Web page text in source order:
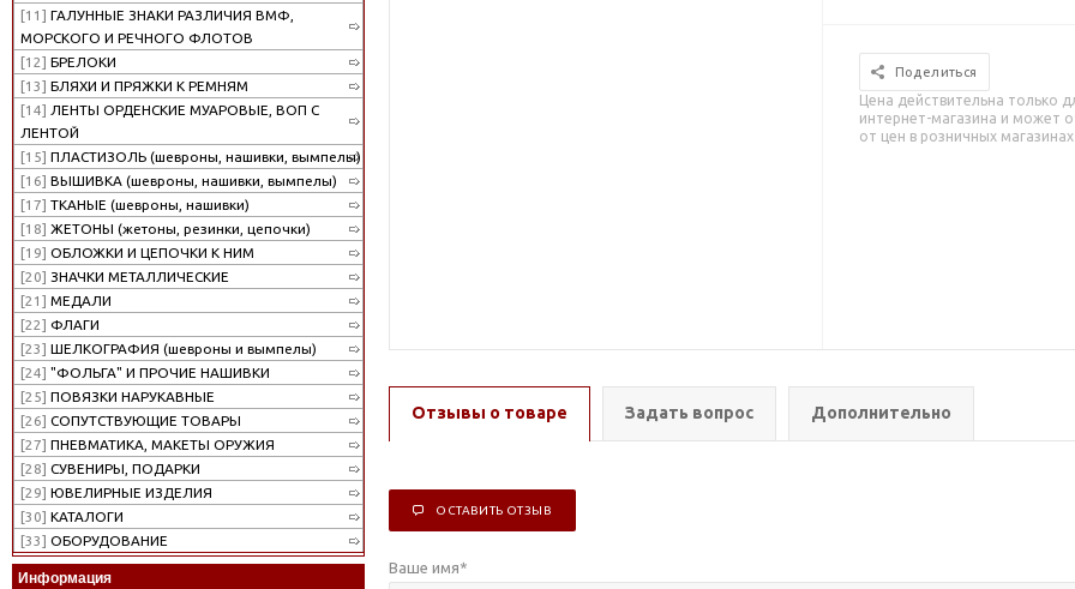
[11] ГАЛУННЫЕ ЗНАКИ РАЗЛИЧИЯ ВМФ,
МОРСКОГО И РЕЧНОГО ФЛОТОВ
[12] БРЕЛОКИ
[13] БЛЯХИ И ПРЯЖКИ К РЕМНЯМ
[14] ЛЕНТЫ ОРДЕНСКИЕ МУАРОВЫЕ, ВОП С
ЛЕНТОЙ
[15] ПЛАСТИЗОЛЬ (шевроны, нашивки, вымпелы)
[16] ВЫШИВКА (шевроны, нашивки, вымпелы)
[17] ТКАНЫЕ (шевроны, нашивки)
[18] ЖЕТОНЫ (жетоны, резинки, цепочки)
[19] ОБЛОЖКИ И ЦЕПОЧКИ К НИМ
[20] ЗНАЧКИ МЕТАЛЛИЧЕСКИЕ
[21] МЕДАЛИ
[22] ФЛАГИ
[23] ШЕЛКОГРАФИЯ (шевроны и вымпелы)
[24] "ФОЛЬГА" И ПРОЧИЕ НАШИВКИ
[25] ПОВЯЗКИ НАРУКАВНЫЕ
[26] СОПУТСТВУЮЩИЕ ТОВАРЫ
[27] ПНЕВМАТИКА, МАКЕТЫ ОРУЖИЯ
[28] СУВЕНИРЫ, ПОДАРКИ
[29] ЮВЕЛИРНЫЕ ИЗДЕЛИЯ
[30] КАТАЛОГИ
[33] ОБОРУДОВАНИЕ
Информация
Поделиться
Цена действительна только
интернет-магазина и может
от цен в розничных магазинах
Отзывы о товаре Задать вопрос Дополнительно
ОСТАВИТЬ ОТЗЫВ
Ваше имя*